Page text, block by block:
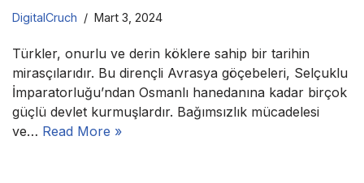
DigitalCruch Mart 3, 2024
Türkler, onurlu ve derin köklere sahip bir tarihin
mirasçılarıdır. Bu dirençli Avrasya göçebeleri, Selçuklu
İmparatorluğu’ndan Osmanlı hanedanına kadar birçok
güçlü devlet kurmuşlardır. Bağımsızlık mücadelesi
ve… Read More »